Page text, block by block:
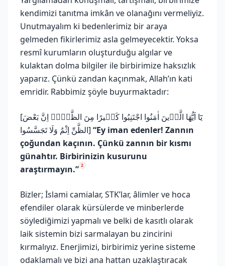
kendimizi tanıtma imkân ve olanağını vermeliyiz.
Unutmayalım ki bedenlerimiz bir araya
gelmeden fikirlerimiz asla gelmeyecektir. Yoksa
resmî kurumların oluşturduğu algılar ve
kulaktan dolma bilgiler ile birbirimize haksızlık
yaparız. Çünkü zandan kaçınmak, Allah’ın kati
emridir. Rabbimiz şöyle buyurmaktadır:
[يَٓا اَيُّهَا الَّذ۪ينَ اٰمَنُوا اجْتَنِبُوا كَث۪يرًا مِنَ الظَّنِّۚ اِنَّ بَعْضَ
الظَّنِّ اِثْمٌ وَلَا تَجَسَّسُوا] “Ey iman edenler! Zannın
çoğundan kaçının. Çünkü zannın bir kısmı
günahtır. Birbirinizin kusurunu
araştırmayın.” 2
Bizler; İslami camialar, STK’lar, âlimler ve hoca
efendiler olarak kürsülerde ve minberlerde
söylediğimizi yapmalı ve belki de kasıtlı olarak
laik sistemin bizi sarmalayan bu zincirini
kırmalıyız. Enerjimizi, birbirimiz yerine sisteme
odaklamalı ve bizi ana hattan uzaklaştıracak